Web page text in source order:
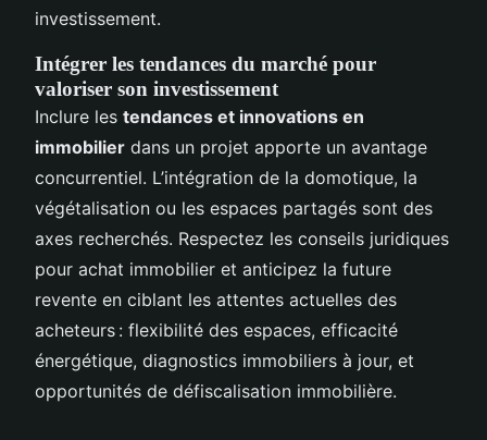
investissement.
Intégrer les tendances du marché pour
valoriser son investissement
Inclure les tendances et innovations en
immobilier dans un projet apporte un avantage
concurrentiel. L’intégration de la domotique, la
végétalisation ou les espaces partagés sont des
axes recherchés. Respectez les conseils juridiques
pour achat immobilier et anticipez la future
revente en ciblant les attentes actuelles des
acheteurs : flexibilité des espaces, efficacité
énergétique, diagnostics immobiliers à jour, et
opportunités de défiscalisation immobilière.